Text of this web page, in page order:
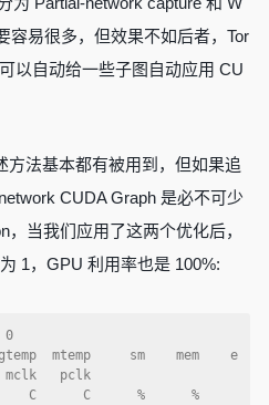
容易很多，但效果不如后者，Tor
以自动给一些子图自动应用 CU
方法基本都有被用到，但如果追
CUDA Graph 是必不可少
当我们应用了这两个优化后，
1，GPU 利用率也是 100%:
0
mtemp     sm    mem    e
mclk   pclk
C      C      %      %